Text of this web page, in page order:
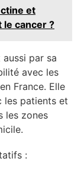
et
cancer ?
par sa
avec les
France. Elle
les patients et
les zones
: